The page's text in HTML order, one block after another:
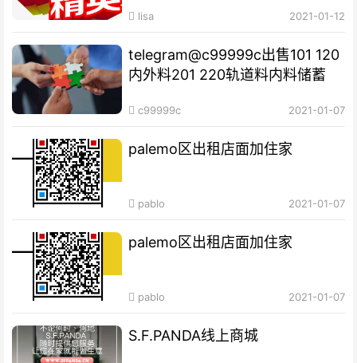
lisa 2021-01-12
telegram@c99999c出售101 120
内外料201 220轨道料内料储蓄
c99999c 2021-01-07
palemo区出租店面加住家
pablo 2021-01-07
palemo区出租店面加住家
pablo 2021-01-07
S.F.PANDA线上商城